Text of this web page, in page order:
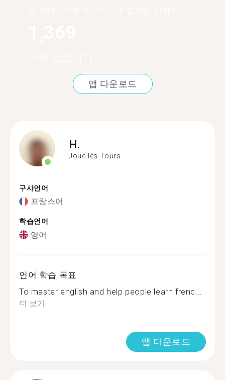
앱 다운로드
H.
Joué-lès-Tours
구사언어
프랑스어
학습언어
영어
언어 학습 목표
To master english and help people learn frenc...
더 보기
앱 다운로드